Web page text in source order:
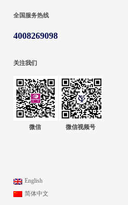
全国服务热线
4008269098
关注我们
微信 微信视频号
English
简体中文